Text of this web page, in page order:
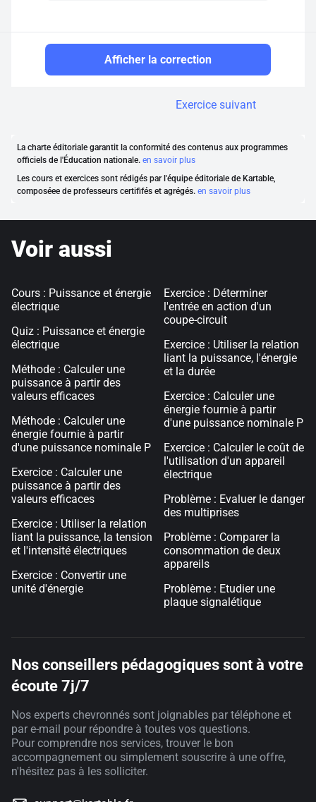
Afficher la correction
Exercice suivant
La charte éditoriale garantit la conformité des contenus aux programmes
officiels de l'Éducation nationale. en savoir plus
Les cours et exercices sont rédigés par l'équipe éditoriale de Kartable,
composéee de professeurs certififés et agrégés. en savoir plus
Voir aussi
Cours : Puissance et énergie
électrique
Quiz : Puissance et énergie
électrique
Méthode : Calculer une
puissance à partir des
valeurs efficaces
Méthode : Calculer une
énergie fournie à partir
d'une puissance nominale P
Exercice : Calculer une
puissance à partir des
valeurs efficaces
Exercice : Utiliser la relation
liant la puissance, la tension
et l'intensité électriques
Exercice : Convertir une
unité d'énergie
Exercice : Déterminer
l'entrée en action d'un
coupe-circuit
Exercice : Utiliser la relation
liant la puissance, l'énergie
et la durée
Exercice : Calculer une
énergie fournie à partir
d'une puissance nominale P
Exercice : Calculer le coût de
l'utilisation d'un appareil
électrique
Problème : Evaluer le danger
des multiprises
Problème : Comparer la
consommation de deux
appareils
Problème : Etudier une
plaque signalétique
Nos conseillers pédagogiques sont à votre
écoute 7j/7
Nos experts chevronnés sont joignables par téléphone et
par e-mail pour répondre à toutes vos questions.
Pour comprendre nos services, trouver le bon
accompagnement ou simplement souscrire à une offre,
n'hésitez pas à les solliciter.